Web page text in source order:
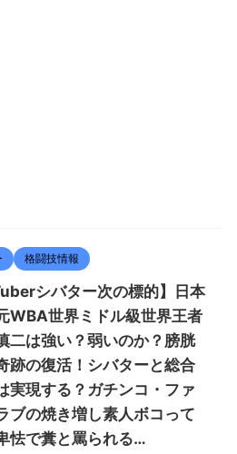
格闘技情報
シバター次の標的】日本
WBA世界ミドル級世界王者
二は強い？弱いのか？膀胱
跡の復活！シバターと総合
実現する？ガチンコ・ファ
ブの焼き増し素人ボコって
怯で糞と罵られる…